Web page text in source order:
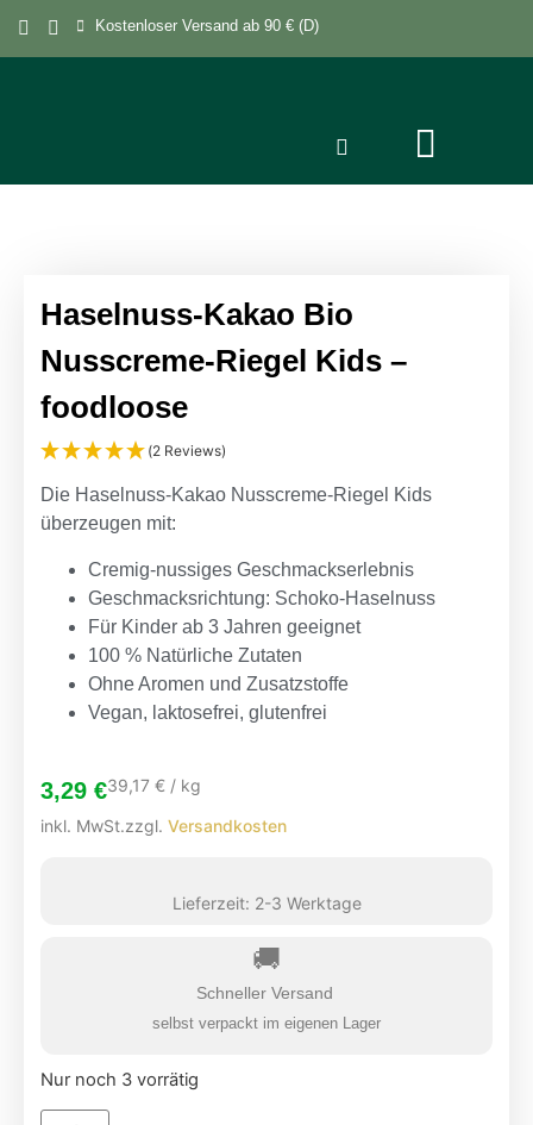
Kostenloser Versand ab 90 € (D)
Haselnuss-Kakao Bio
Nusscreme-Riegel Kids –
foodloose
(2 Reviews)
Die Haselnuss-Kakao Nusscreme-Riegel Kids
überzeugen mit:
Cremig-nussiges Geschmackserlebnis
Geschmacksrichtung: Schoko-Haselnuss
Für Kinder ab 3 Jahren geeignet
100 % Natürliche Zutaten
Ohne Aromen und Zusatzstoffe
Vegan, laktosefrei, glutenfrei
3,29 €39,17 € / kg
inkl. MwSt.zzgl. Versandkosten
Lieferzeit: 2-3 Werktage
🚚
Schneller Versand
selbst verpackt im eigenen Lager
Nur noch 3 vorrätig